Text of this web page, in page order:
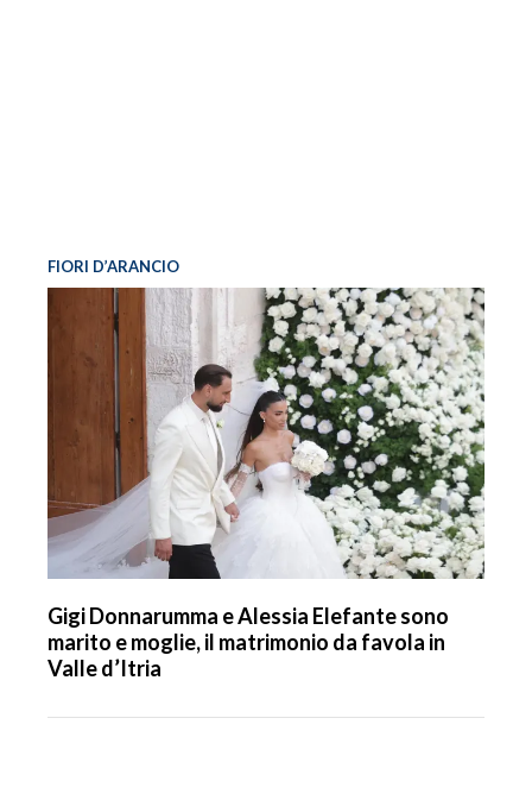
FIORI D’ARANCIO
Gigi Donnarumma e Alessia Elefante sono
marito e moglie, il matrimonio da favola in
Valle d’Itria